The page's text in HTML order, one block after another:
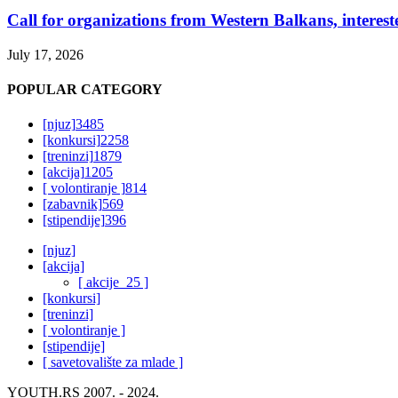
Call for organizations from Western Balkans,
July 17, 2026
POPULAR CATEGORY
[njuz]3485
[konkursi]2258
[treninzi]1879
[akcija]1205
[ volontiranje ]814
[zabavnik]569
[stipendije]396
[njuz]
[akcija]
[ akcije_25 ]
[konkursi]
[treninzi]
[ volontiranje ]
[stipendije]
[ savetovalište za mlade ]
YOUTH.RS 2007. - 2024.